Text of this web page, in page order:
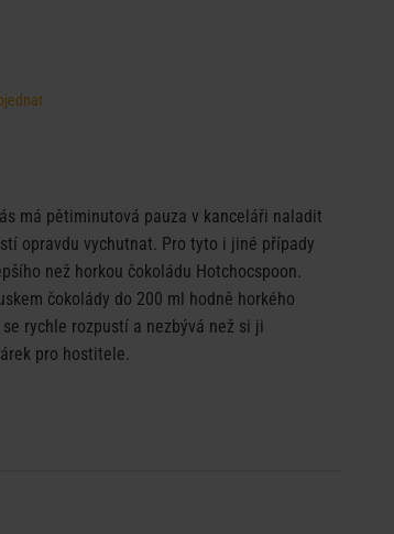
má pětiminutová pauza v kanceláři naladit
opravdu vychutnat. Pro tyto i jiné případy
než horkou čokoládu Hotchocspoon.
čokolády do 200 ml hodně horkého
rychle rozpustí a nezbývá než si ji
pro hostitele.